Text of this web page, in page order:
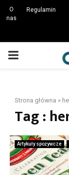
O
nas
Regulamin
PRIMARY
Strona główna »
Tag :
Artykuły spożywcze